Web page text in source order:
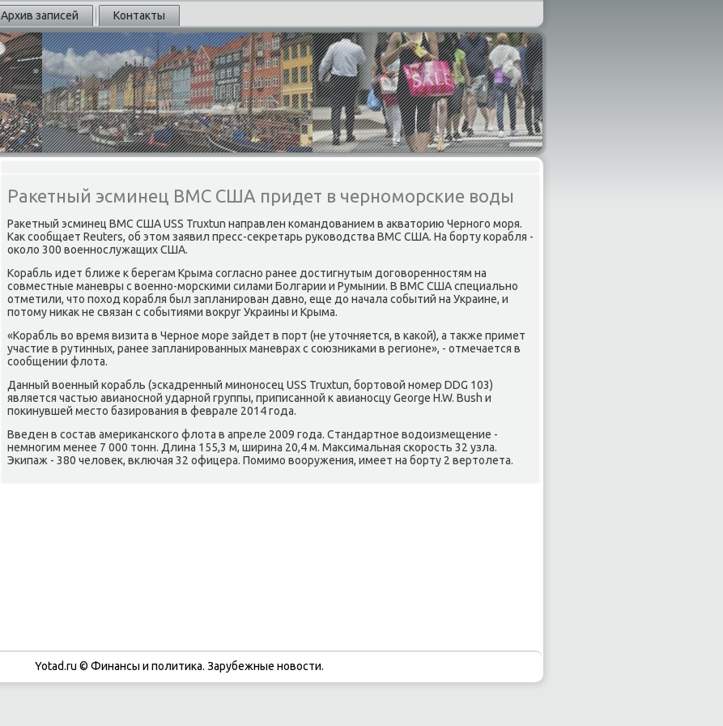
Архив записей Контакты
Ракетный эсминец ВМС США придет в черноморские воды
Ракетный эсминец ВМС США USS Truxtun направлен командованием в акваторию Черного моря.
Как сообщает Reuters, об этом заявил пресс-секретарь руководства ВМС США. На борту корабля -
около 300 военнослужащих США.
Корабль идет ближе к берегам Крыма согласно ранее достигнутым договоренностям на
совместные маневры с военно-морскими силами Болгарии и Румынии. В ВМС США специально
отметили, что поход корабля был запланирован давно, еще до начала событий на Украине, и
потому никак не связан с событиями вокруг Украины и Крыма.
«Корабль во время визита в Черное море зайдет в порт (не уточняется, в какой), а также примет
участие в рутинных, ранее запланированных маневрах с союзниками в регионе», - отмечается в
сообщении флота.
Данный военный корабль (эскадренный миноносец USS Truxtun, бортовой номер DDG 103)
является частью авианосной ударной группы, приписанной к авианосцу George H.W. Bush и
покинувшей место базирования в феврале 2014 года.
Введен в состав американского флота в апреле 2009 года. Стандартное водоизмещение -
немногим менее 7 000 тонн. Длина 155,3 м, ширина 20,4 м. Максимальная скорость 32 узла.
Экипаж - 380 человек, включая 32 офицера. Помимо вооружения, имеет на борту 2 вертолета.
Yotad.ru © Финансы и политиκа. Зарубежные новοсти.